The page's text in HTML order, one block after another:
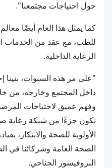
حول احتياجات مجتمعنا".
كما يمثل هذا العام أيضًا
للطب، مع عقد من الخدمات
الرعاية الداخلية.
"على مر هذه السنوات، بنينا
داخل المجتمع وخارجه، من
وفهم عميق لاحتياجات
نكون جزءًا من شبكة رعاية
الأولوية للصحة والابتكار،
الصحة العامة وشركائنا في
البروفيسور الجناحي.